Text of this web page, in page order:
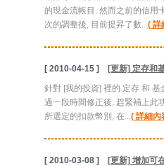
的現金流帳目. 然而之前的信用
次的調整後, 目前提昇了數...( 詳
[ 2010-04-15 ]
[更新] 定存和
針對 [我的投資] 裡的 定存 和
過一段時間修正後, 趕緊補上此
所選定的扣款幣別, 在...( 詳細內
[ 2010-03-08 ]
[更新] 增加可